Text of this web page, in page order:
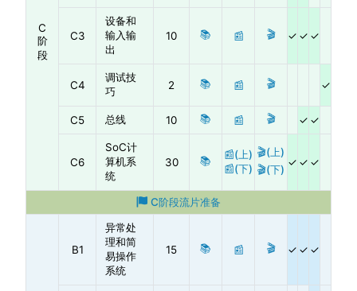
C
阶
段
C3
设备和
输入输
出
10 📚 📰 🎬
C4
调试技
巧
2 📚 📰 🎬
C5 总线 10 📚 📰 🎬
C6
SoC计
算机系
统
30 📚
📰(上)
📰(下)
🎬(上)
🎬(下)
C阶段流片准备
B1
异常处
理和简
易操作
系统
15 📚 📰 🎬